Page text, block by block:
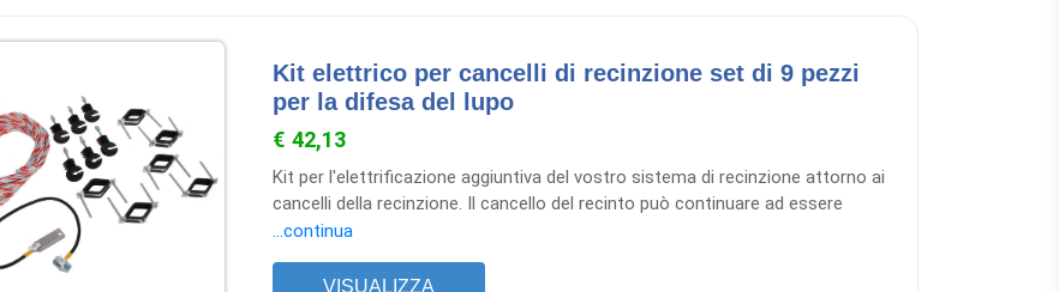
Kit elettrico per cancelli di recinzione set di 9 pezzi
per la difesa del lupo
€ 42,13
Kit per l'elettrificazione aggiuntiva del vostro sistema di recinzione attorno ai
cancelli della recinzione. Il cancello del recinto può continuare ad essere
aperto manualmente 441224 set composto da: 6 morsetti ad anello, 6
corda/nastro, 14 m di corda ø 6 mm (linea superiore più) 442941 set
...continua
VISUALIZZA